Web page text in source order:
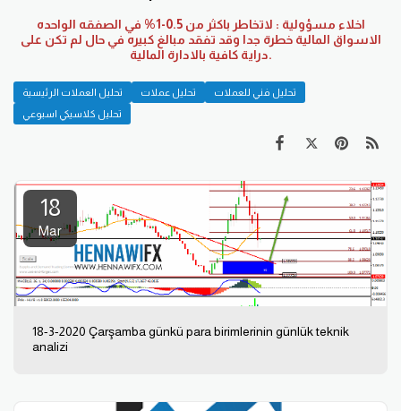
اخلاء مسؤولية : لاتخاطر باكثر من 0.5-1% في الصفقه الواحده
الاسواق المالية خطرة جدا وقد تفقد مبالغ كبيره في حال لم تكن على
دراية كافية بالادارة المالية.
تحليل العملات الرئيسية تحليل عملات
تحليل فني للعملات
تحليل كلاسيكي اسبوعي
18
Mar
18-3-2020 Çarşamba günkü para birimlerinin günlük teknik
analizi